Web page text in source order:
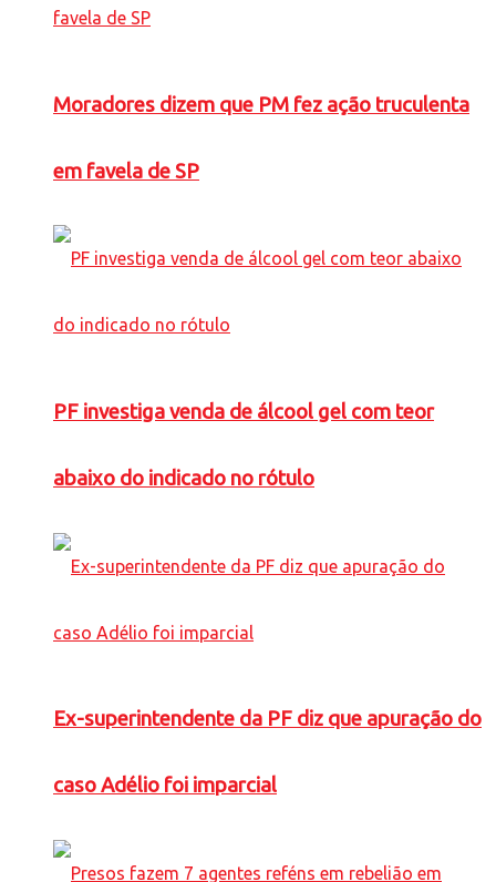
Moradores dizem que PM fez ação truculenta
em favela de SP
PF investiga venda de álcool gel com teor
abaixo do indicado no rótulo
Ex-superintendente da PF diz que apuração do
caso Adélio foi imparcial